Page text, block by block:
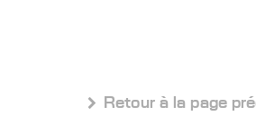
 Retour à la page